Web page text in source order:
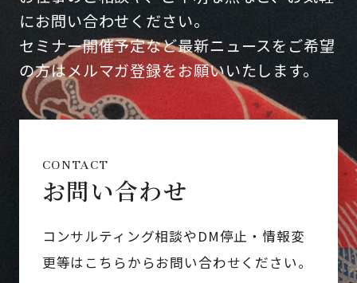
にお問い合わせください。
セミナー開催予定など最新ニュースをご希望
の方はメルマガ登録をお願いいたします。
CONTACT
お問い合わせ
コンサルティング相談やDM停止・情報変
更等はこちらからお問い合わせください。